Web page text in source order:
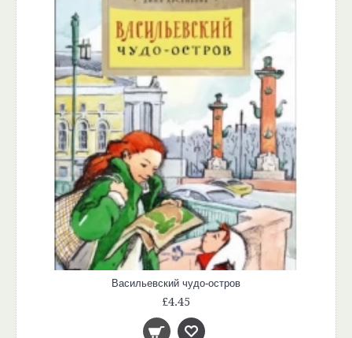
Васильевский чудо-остров
£4.45